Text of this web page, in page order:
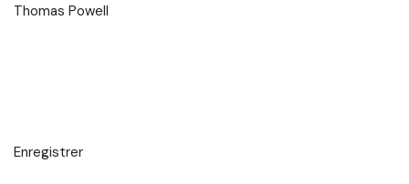
Thomas Powell
Enregistrer